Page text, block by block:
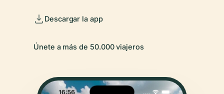
Descargar la app
Únete a más de 50.000 viajeros